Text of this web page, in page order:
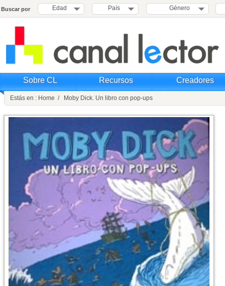
Buscar por Edad País Género
Sobre CL Recursos Creadores
Estás en : Home / Moby Dick. Un libro con pop-ups